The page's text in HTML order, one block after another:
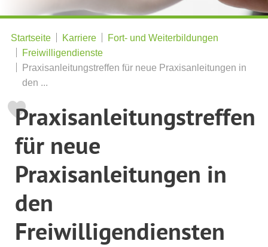
Startseite Karriere
Fort- und Weiterbildungen
Freiwilligendienste
Praxisanleitungstreffen für neue Praxisanleitungen in
den ...
Praxisanleitungstreffen
für neue
Praxisanleitungen in
den
Freiwilligendiensten